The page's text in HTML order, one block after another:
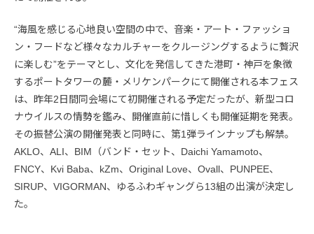
“海風を感じる心地良い空間の中で、音楽・アート・ファッショ
ン・フードなど様々なカルチャーをクルージングするように贅沢
に楽しむ”をテーマとし、文化を発信してきた港町・神戸を象徴
するポートタワーの麓・メリケンパークにて開催される本フェス
は、昨年2日間同会場にて初開催される予定だったが、新型コロ
ナウイルスの情勢を鑑み、開催直前に惜しくも開催延期を発表。
その振替公演の開催発表と同時に、第1弾ラインナップも解禁。
AKLO、ALI、BIM（バンド・セット、Daichi Yamamoto、
FNCY、Kvi Baba、kZm、Original Love、Ovall、PUNPEE、
SIRUP、VIGORMAN、ゆるふわギャングら13組の出演が決定し
た。